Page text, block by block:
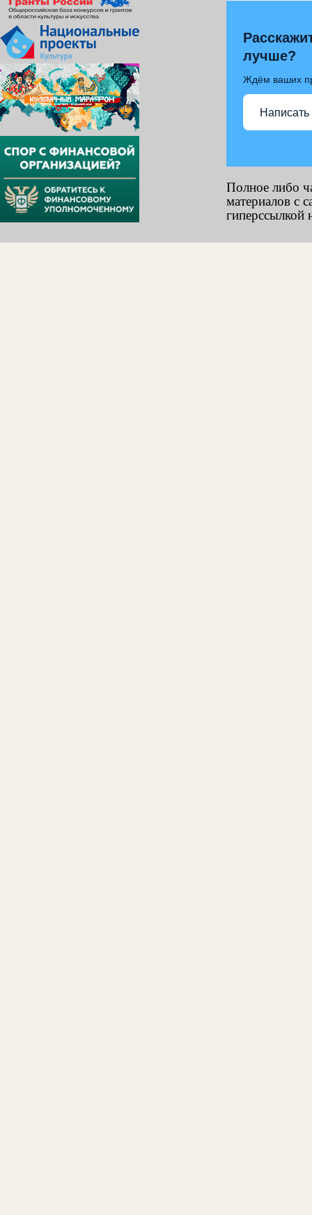
лучше?
Ждём ваших
Написать
Полное либо
материалов с
гиперссылкой